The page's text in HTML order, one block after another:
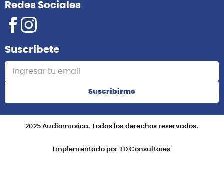
Redes Sociales
Suscribete
Suscribirme
2025 Audiomusica. Todos los derechos reservados.
Implementado por TD Consultores